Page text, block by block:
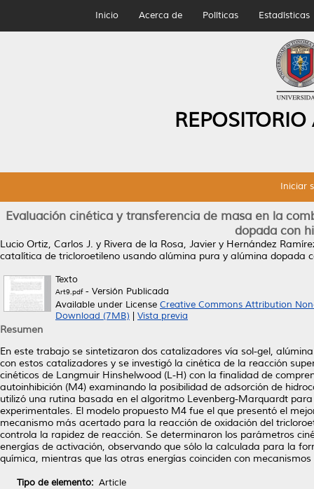
Inicio Acerca de Políticas Estadísticas
Iniciar
Evaluación cinética y transferencia de masa en la
dopada con
Lucio Ortiz, Carlos J. y Rivera de la Rosa, Javier y Hernández
catalítica de tricloroetileno usando alúmina pura y alúmina dopada
Texto
Art9.pdf- Versión Publicada
Available under License Creative Commons Attribution
Download (7MB)
Vista previa
Resumen
En este trabajo se sintetizaron dos catalizadores vía sol-gel,
con estos catalizadores y se investigó la cinética de la reacción
cinéticos de Langmuir Hinshelwood (L-H) con la finalidad de
autoinhibición (M4) examinando la posibilidad de adsorción de
utilizó una rutina basada en el algoritmo Levenberg-Marquardt
experimentales. El modelo propuesto M4 fue el que presentó el
mecanismo más acertado para la reacción de oxidación del
controla la rapidez de reacción. Se determinaron los parámetros
energías de activación, observando que sólo la calculada para la
química, mientras que las otras energías coinciden con
Tipo de elemento: Article